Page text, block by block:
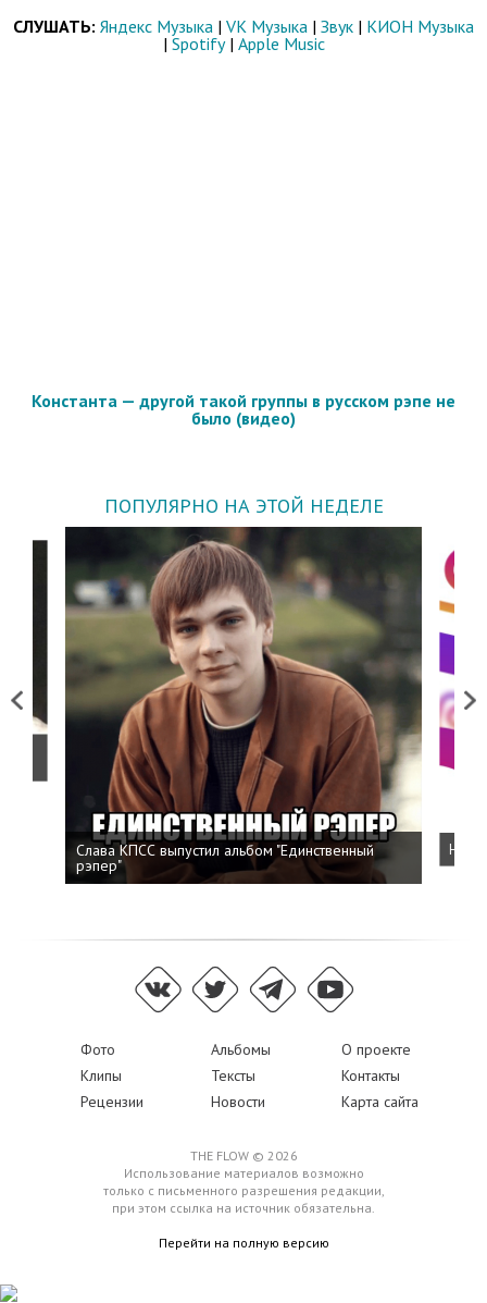
СЛУШАТЬ: Яндекс Музыка | VK Музыка | Звук | КИОН Музыка
| Spotify| Apple Music
Константа — другой такой группы в русском рэпе не
было (видео)
ПОПУЛЯРНО НА ЭТОЙ НЕДЕЛЕ
Previous
Слава КПСС выпустил альбом "Единственный
рэпер"
Next
Фото Альбомы
О проекте
Клипы
Тексты
Контакты
Рецензии
Новости Карта сайта
THE FLOW © 2026
Использование материалов возможно
только с письменного разрешения редакции,
при этом ссылка на источник обязательна.
Перейти на полную версию